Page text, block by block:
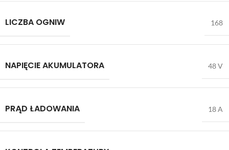
LICZBA OGNIW 168
NAPIĘCIE AKUMULATORA 48 V
PRĄD ŁADOWANIA 18 A